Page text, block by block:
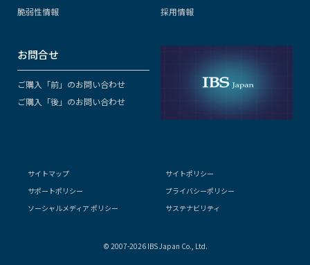
脆弱性情報
採用情報
お問合せ
ご購入「前」のお問い合わせ
ご購入「後」のお問い合わせ
サイトマップ
サイトポリシー
サポートポリシー
プライバシーポリシー
ソーシャルメディア ポリシー
サステナビリティ
© 2007-2026 IBS Japan Co., Ltd.